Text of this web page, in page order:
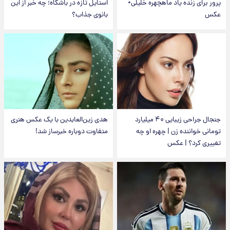
پرور برای زنده یاد ماهچهره خلیلی+
عکس
استایل تازه در باشگاه؛ چه خبر از این
بانوی جذاب؟
جنجال جراحی زیبایی ۴۰ میلیارد
تومانی خواننده زن | چهره او چه
تغییری کرد؟ | عکس
هدی زین‌العابدین با یک عکس هنری
متفاوت دوباره خبرساز شد!